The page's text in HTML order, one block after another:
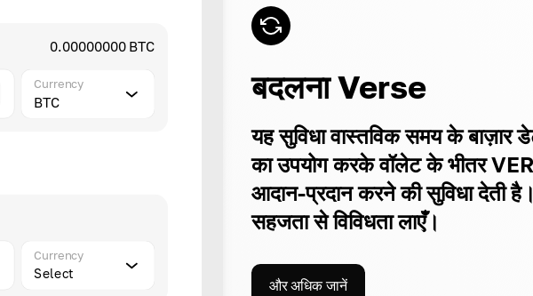
बदलना Verse
यह सुविधा वास्तविक समय के बाज़ार
का उपयोग करके वॉलेट के भीतर
आदान-प्रदान करने की सुविधा देती
सहजता से विविधता लाएँ।
और अधिक जानें
0.00000000 BTC
Currency
BTC
Currency
Select